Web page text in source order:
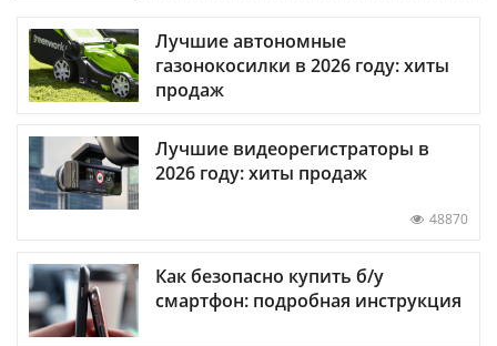
Лучшие автономные
газонокосилки в 2026 году: хиты
продаж
Лучшие видеорегистраторы в
2026 году: хиты продаж
48870
Как безопасно купить б/у
смартфон: подробная инструкция